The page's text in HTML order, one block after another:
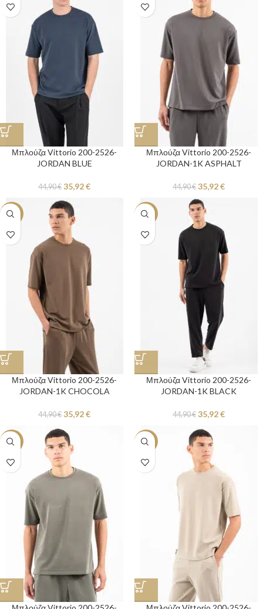
Μπλούζα Vittorio 200-2526-
JORDAN BLUE
44,90€ 35,92€
Μπλούζα Vittorio 200-2526-
JORDAN-1K ASPHALT
44,90€ 35,92€
-20%
Μπλούζα Vittorio 200-2526-
JORDAN-1K CHOCOLA
44,90€ 35,92€
-20%
Μπλούζα Vittorio 200-2526-
JORDAN-1K BLACK
44,90€ 35,92€
-20% -20%